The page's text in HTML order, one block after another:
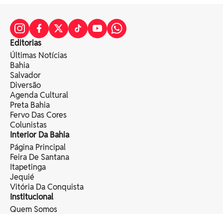
Editorias
Últimas Notícias
Bahia
Salvador
Diversão
Agenda Cultural
Preta Bahia
Fervo Das Cores
Colunistas
Interior Da Bahia
Página Principal
Feira De Santana
Itapetinga
Jequié
Vitória Da Conquista
Institucional
Quem Somos